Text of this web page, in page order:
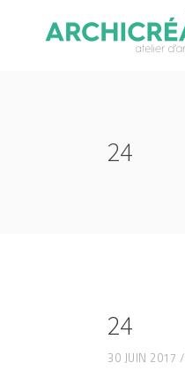
24
24
30 JUIN 2017